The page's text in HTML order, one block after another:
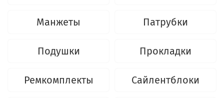
Манжеты Патрубки
Подушки Прокладки
Ремкомплекты Сайлентблоки